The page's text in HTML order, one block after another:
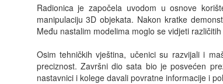
Radionica je započela uvodom u osnove
manipulaciju 3D objekata. Nakon kratke
Među nastalim modelima moglo se vidjeti
Osim tehničkih vještina, učenici su razvijali i
preciznost. Završni dio sata bio je posvećen
nastavnici i kolege davali povratne informacije i